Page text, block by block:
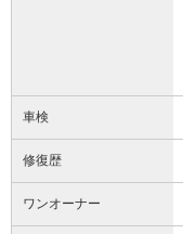
車検
修復歴
ワンオーナー